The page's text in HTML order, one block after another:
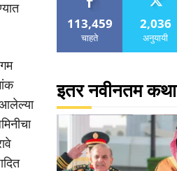
आलेल्या
113,459
चाहते
2,036
अनुयायी
इतर नवीनतम कथा